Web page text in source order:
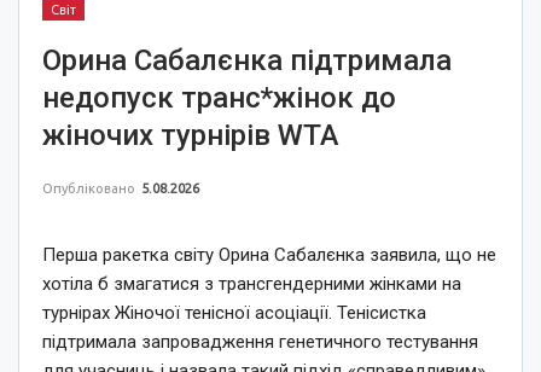
Світ
Орина Сабалєнка підтримала
недопуск транс*жінок до
жіночих турнірів WTA
Опубліковано 5.08.2026
Перша ракетка світу Орина Сабалєнка заявила, що не
хотіла б змагатися з трансгендерними жінками на
турнірах Жіночої тенісної асоціації. Тенісистка
підтримала запровадження генетичного тестування